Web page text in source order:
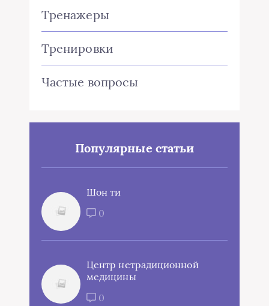
Тренажеры
Тренировки
Частые вопросы
Популярные статьи
Шон ти
0
Центр нетрадиционной
медицины
0